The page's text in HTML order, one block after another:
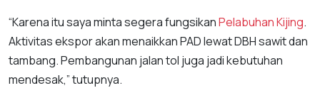
“Karena itu saya minta segera fungsikanPelabuhan Kijing.
Aktivitas ekspor akan menaikkan PAD lewat DBH sawit dan
tambang. Pembangunan jalan tol juga jadi kebutuhan
mendesak,” tutupnya.